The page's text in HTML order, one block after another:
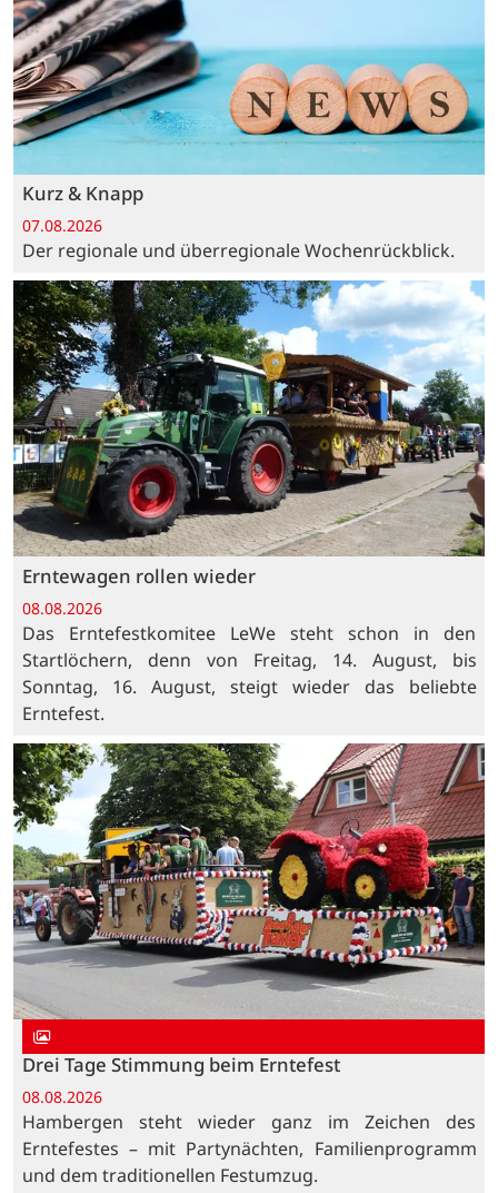
Kurz & Knapp
07.08.2026
Der regionale und überregionale Wochenrückblick.
Erntewagen rollen wieder
08.08.2026
Das Erntefestkomitee LeWe steht schon in den
Startlöchern, denn von Freitag, 14. August, bis
Sonntag, 16. August, steigt wieder das beliebte
Erntefest.
Drei Tage Stimmung beim Erntefest
08.08.2026
Hambergen steht wieder ganz im Zeichen des
Erntefestes – mit Partynächten, Familienprogramm
und dem traditionellen Festumzug.